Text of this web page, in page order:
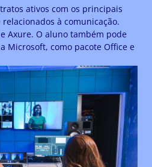
ativos com os principais
à comunicação.
Axure. O aluno também pode
Microsoft, como pacote Office e